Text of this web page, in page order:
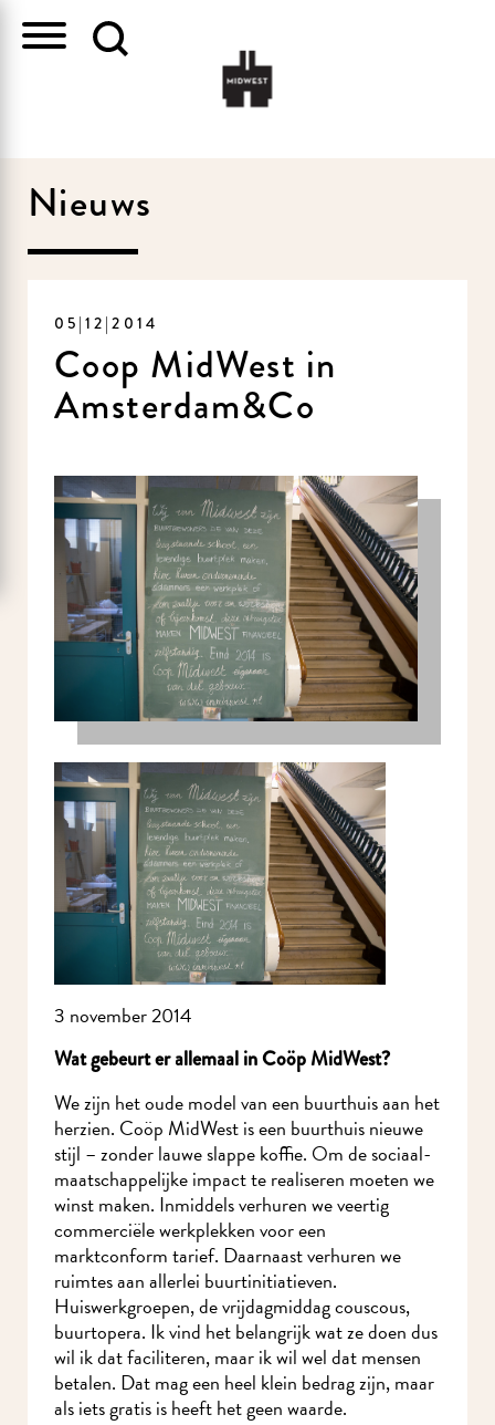
Nieuws
05|12|2014
Coop MidWest in
Amsterdam&Co
3 november 2014
Wat gebeurt er allemaal in Coöp MidWest?
We zijn het oude model van een buurthuis aan het
herzien. Coöp MidWest is een buurthuis nieuwe
stijl – zonder lauwe slappe koffie. Om de sociaal-
maatschappelijke impact te realiseren moeten we
winst maken. Inmiddels verhuren we veertig
commerciële werkplekken voor een
marktconform tarief. Daarnaast verhuren we
ruimtes aan allerlei buurtinitiatieven.
Huiswerkgroepen, de vrijdagmiddag couscous,
buurtopera. Ik vind het belangrijk wat ze doen dus
wil ik dat faciliteren, maar ik wil wel dat mensen
betalen. Dat mag een heel klein bedrag zijn, maar
als iets gratis is heeft het geen waarde.